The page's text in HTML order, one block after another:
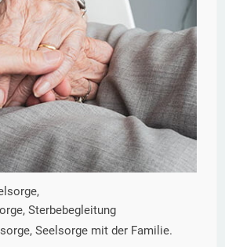
Sterbebegleitung
Seelsorge mit der Familie.